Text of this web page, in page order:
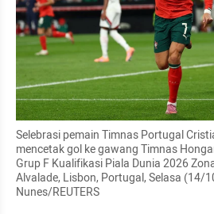
Selebrasi pemain Timnas Portugal
mencetak gol ke gawang Timnas
Grup F Kualifikasi Piala Dunia 2026
Alvalade, Lisbon, Portugal, Selasa (14/
Nunes/REUTERS